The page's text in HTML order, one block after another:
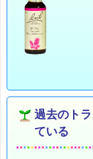
過去のト
ている